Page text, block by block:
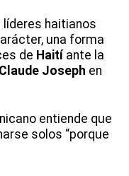
líderes haitianos
una forma
de Haití ante la
Claude Joseph en
entiende que
solos “porque